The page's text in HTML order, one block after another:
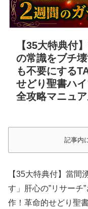
【35大特典付
の常識をブチ
も不要にする
せどり聖書ハ
全攻略マニュ
記事内
【35大特典付】當間
す」肝心の”リサーチ
作！革命的せどり聖